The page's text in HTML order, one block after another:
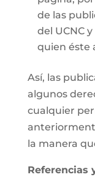
de las
del UCNC
quien éste
Así, las
algunos
cualquier
la manera
Referencias